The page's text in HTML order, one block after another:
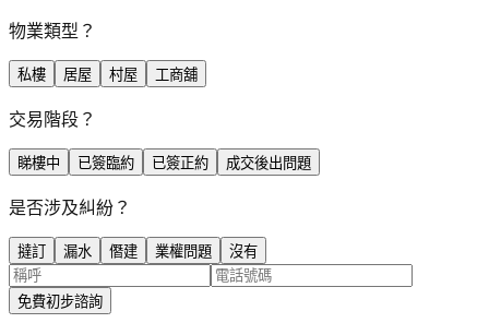
物業類型？
私樓 居屋 村屋 工商舖
交易階段？
睇樓中 已簽臨約 已簽正約 成交後出問題
是否涉及糾紛？
撻訂 漏水 僭建 業權問題 沒有
免費初步諮詢